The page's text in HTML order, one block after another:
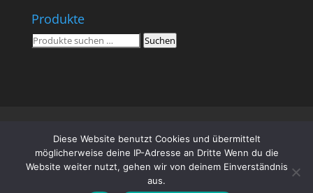
Produkte
Suchen
Suchen
AGB
Vertrag widerrufen
Diese Website benutzt Cookies und übermittelt
möglicherweise deine IP-Adresse an Dritte Wenn du die
Website weiter nutzt, gehen wir von deinem Einverständnis
aus.